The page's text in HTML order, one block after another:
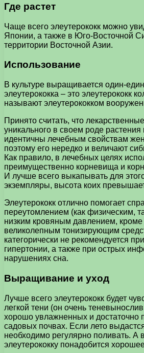
Где растет
Чаще всего элеутерококк можно
Японии, а также в Юго-Восточной
территории Восточной Азии.
Использование
В культуре выращивается один-
элеутерококка – это элеутерококк
называют элеутерококком
Принято считать, что
уникального в своем роде растения
идентичны лечебным свойствам
поэтому его нередко и величают
Как правило, в лечебных целях
преимущественно корневища и
И лучше всего выкапывать для
экземпляры, высота коих
Элеутерококк отлично помогает
переутомлением (как физическим,
низким кровяным давлением, кроме
великолепным тонизирующим
категорически не рекомендуется
гипертонии, а также при острых
нарушениях сна.
Выращивание и уход
Лучше всего элеутерококк будет
легкой тени (он очень
хорошо увлажненных и достаточно
садовых почвах. Если лето
необходимо регулярно поливать.
элеутерококку понадобится